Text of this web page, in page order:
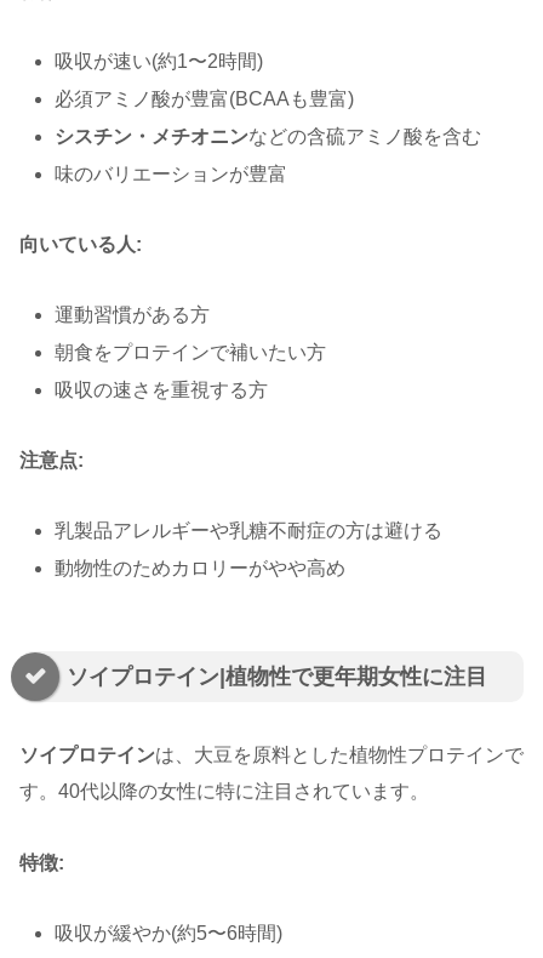
吸収が速い(約1〜2時間)
必須アミノ酸が豊富(BCAAも豊富)
シスチン・メチオニンなどの含硫アミノ酸を含む
味のバリエーションが豊富
向いている人:
運動習慣がある方
朝食をプロテインで補いたい方
吸収の速さを重視する方
注意点:
乳製品アレルギーや乳糖不耐症の方は避ける
動物性のためカロリーがやや高め
ソイプロテイン|植物性で更年期女性に注目
ソイプロテインは、大豆を原料とした植物性プロテインで
す。40代以降の女性に特に注目されています。
特徴:
吸収が緩やか(約5〜6時間)